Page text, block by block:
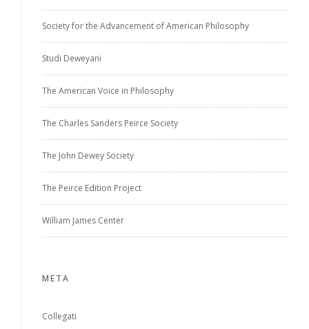
Society for the Advancement of American Philosophy
Studi Deweyani
The American Voice in Philosophy
The Charles Sanders Peirce Society
The John Dewey Society
The Peirce Edition Project
William James Center
META
Collegati